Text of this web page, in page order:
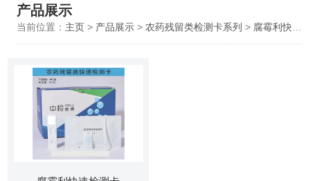
产品展示
当前位置： 主页> 产品展示> 农药残留类检测卡系列 > 腐霉利快速检测卡